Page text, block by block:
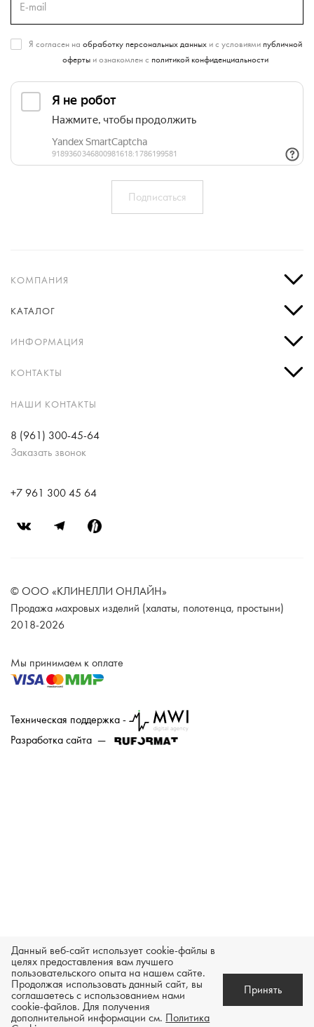
В корзину
Я согласен на обработку персональных данныхи с условиями публичной
офертыи ознакомлен с политикой конфиденциальности
КОМПАНИЯ
КАТАЛОГ
ИНФОРМАЦИЯ
КОНТАКТЫ
НАШИ КОНТАКТЫ
8 (961) 300-45-64
Заказать звонок
+7 961 300 45 64
© ООО «КЛИНЕЛЛИ ОНЛАЙН»
Продажа махровых изделий (халаты, полотенца, простыни)
2018-2026
Мы принимаем к оплате
Техническая поддержка -
Разработка сайта —
Данный веб-сайт использует cookie-файлы в
целях предоставления вам лучшего
пользовательского опыта на нашем сайте.
Продолжая использовать данный сайт, вы
соглашаетесь с использованием нами
cookie-файлов. Для получения
дополнительной информации см. Политика
Принять